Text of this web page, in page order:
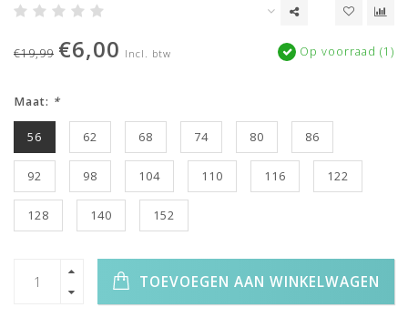
€19,99 €6,00 Incl. btw Op voorraad (1)
Maat: *
56 62 68 74 80 86
92 98 104 110 116 122
128 140 152
TOEVOEGEN AAN WINKELWAGEN